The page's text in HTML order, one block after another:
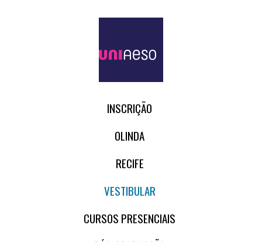
INSCRIÇÃO
OLINDA
RECIFE
VESTIBULAR
CURSOS PRESENCIAIS